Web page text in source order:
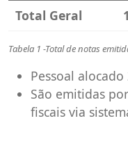
Total Geral
Tabela 1 -Total de notas
Pessoal alocado
São emitidas
fiscais via